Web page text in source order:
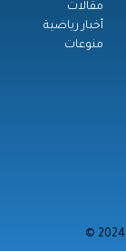
مقالات
أخبار رياضية
منوعات